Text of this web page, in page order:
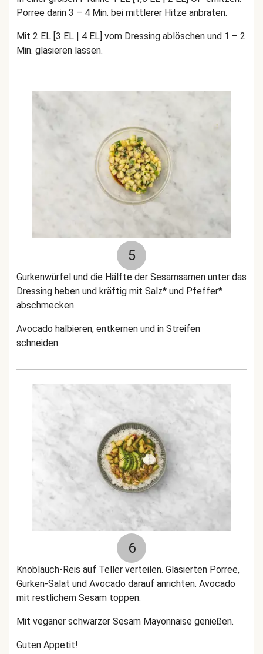
Porree darin 3 – 4 Min. bei mittlerer Hitze anbraten.
Mit 2 EL [3 EL | 4 EL] vom Dressing ablöschen und 1 – 2
Min. glasieren lassen.
5
Gurkenwürfel und die Hälfte der Sesamsamen unter das
Dressing heben und kräftig mit Salz* und Pfeffer*
abschmecken.
Avocado halbieren, entkernen und in Streifen
schneiden.
6
Knoblauch-Reis auf Teller verteilen. Glasierten Porree,
Gurken-Salat und Avocado darauf anrichten. Avocado
mit restlichem Sesam toppen.
Mit veganer schwarzer Sesam Mayonnaise genießen.
Guten Appetit!